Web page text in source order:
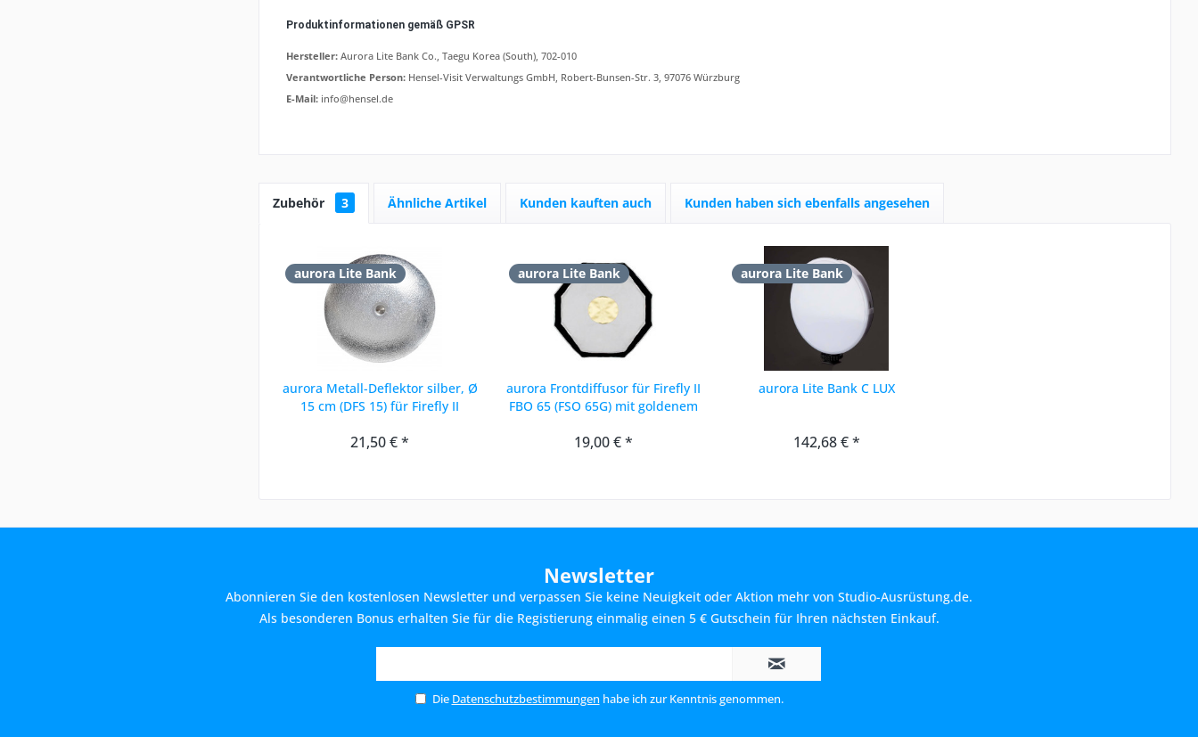
Produktinformationen gemäß GPSR
Hersteller: Aurora Lite Bank Co., Taegu Korea (South), 702-010
Verantwortliche Person: Hensel-Visit Verwaltungs GmbH, Robert-Bunsen-Str. 3, 97076 Würzburg
E-Mail: info@hensel.de
Zubehör 3 Ähnliche Artikel Kunden kauften auch Kunden haben sich ebenfalls angesehen
aurora Lite Bank
aurora Metall-Deflektor silber, Ø
15 cm (DFS 15) für Firefly II
21,50 € *
aurora Lite Bank
aurora Frontdiffusor für Firefly II
FBO 65 (FSO 65G) mit goldenem
19,00 € *
aurora Lite Bank
aurora Lite Bank C LUX
142,68 € *
Newsletter
Abonnieren Sie den kostenlosen Newsletter und verpassen Sie keine Neuigkeit oder Aktion mehr von Studio-Ausrüstung.de.
Als besonderen Bonus erhalten Sie für die Registierung einmalig einen 5 € Gutschein für Ihren nächsten Einkauf.
Die Datenschutzbestimmungen habe ich zur Kenntnis genommen.